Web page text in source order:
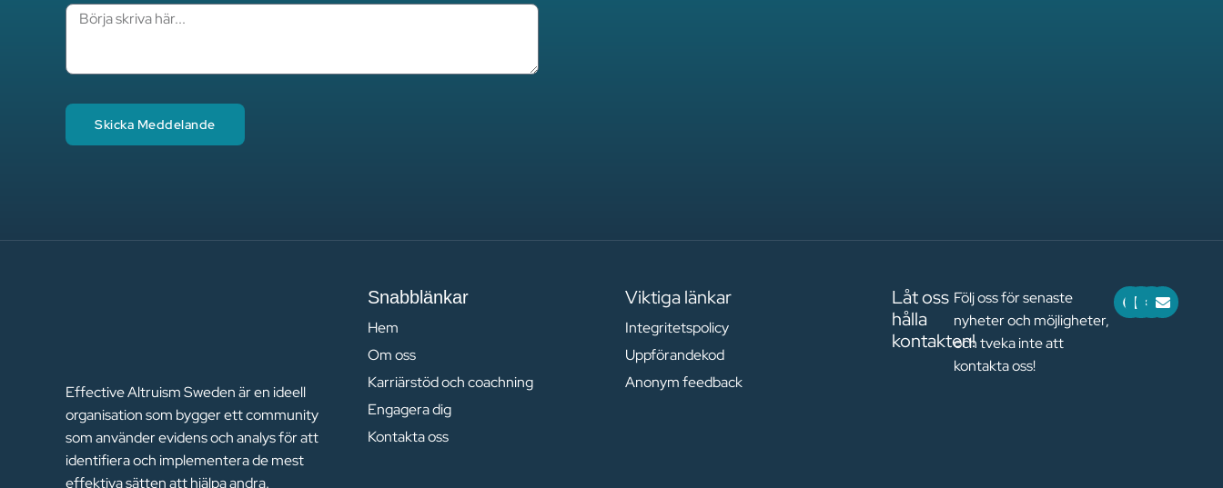
Skicka Meddelande
Effective Altruism Sweden är en ideell
organisation som bygger ett community
som använder evidens och analys för att
identifiera och implementera de mest
effektiva sätten att hjälpa andra.
Snabblänkar
Hem
Om oss
Karriärstöd och coachning
Engagera dig
Kontakta oss
Viktiga länkar
Integritetspolicy
Uppförandekod
Anonym feedback
Låt oss
hålla
kontakten!
Följ oss för senaste
nyheter och möjligheter,
och tveka inte att
kontakta oss!
F
a
c
L
n
S
a
E
n
v